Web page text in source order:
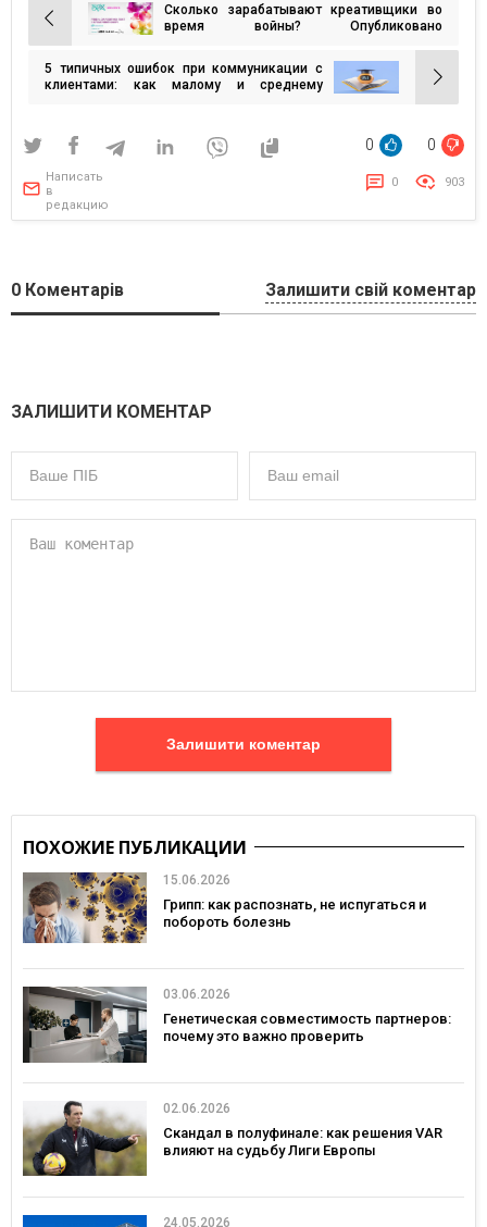
Навигация
по
записям
Сколько зарабатывают креативщики во
время войны? Опубликовано
5 типичных ошибок при коммуникации с
клиентами: как малому и среднему
0 0
Написать
в
редакцию
0 903
0 Коментарів Залишити свій коментар
ЗАЛИШИТИ КОМЕНТАР
Залишити коментар
ПОХОЖИЕ ПУБЛИКАЦИИ
15.06.2026
Грипп: как распознать, не испугаться и
побороть болезнь
03.06.2026
Генетическая совместимость партнеров:
почему это важно проверить
02.06.2026
Скандал в полуфинале: как решения VAR
влияют на судьбу Лиги Европы
24.05.2026